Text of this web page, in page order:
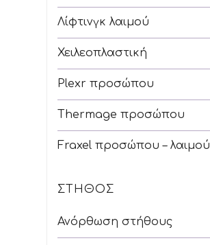
Λίφτινγκ λαιμού
Χειλεοπλαστική
Plexr προσώπου
Thermage προσώπου
Fraxel προσώπου – λαιμού
ΣΤΉΘΟΣ
Ανόρθωση στήθους